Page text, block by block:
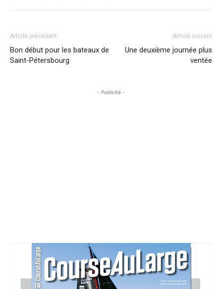
Article précédent
Bon début pour les bateaux de
Saint-Pétersbourg
Article suivant
Une deuxième journée plus
ventée
- Publicité -